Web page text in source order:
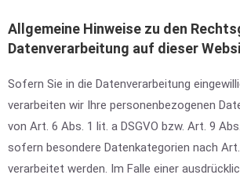
Allgemeine Hinweise zu den
Datenverarbeitung auf dieser
Sofern Sie in die Datenverarbeitung
verarbeiten wir Ihre personenbezogenen
von Art. 6 Abs. 1 lit. a DSGVO bzw. Art. 9
sofern besondere Datenkategorien nach Art.
verarbeitet werden. Im Falle einer